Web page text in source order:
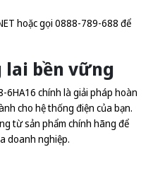
hoặc gọi 0888-789-688 để
bền vững
6HA16 chính là giải pháp hoàn
cho hệ thống điện của bạn.
từ sản phẩm chính hãng để
doanh nghiệp.